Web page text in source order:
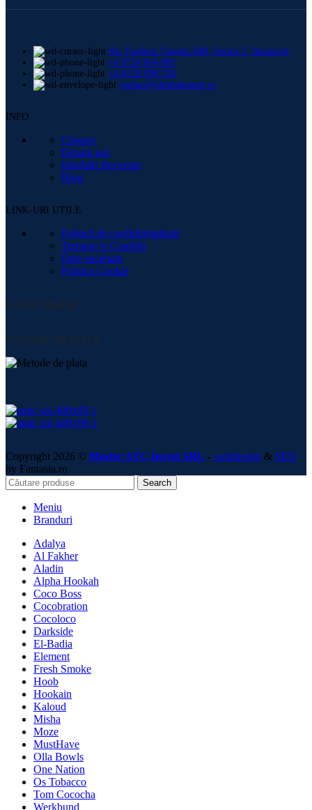
Str. Frederic Chopin 30B, Sector 2, București
+4 0724 664 885
+4 0729 998 728
contact@shishamaster.ro
INFO
Contact
Despre noi
Intrebări frecvente
Blog
LINK-URI UTILE
Politică de confidențialitate
Termeni și Condiții
Date societate
Politica Cookie
Social Media:
Metode de plată:
Copyright 2026 © Master ATC Invest SRL - webdesign & SEO
by Fantasia.ro
Search
Meniu
Branduri
Adalya
Al Fakher
Aladin
Alpha Hookah
Coco Boss
Cocobration
Cocoloco
Darkside
El-Badia
Element
Fresh Smoke
Hoob
Hookain
Kaloud
Misha
Moze
MustHave
Olla Bowls
One Nation
Os Tobacco
Tom Cococha
Werkbund